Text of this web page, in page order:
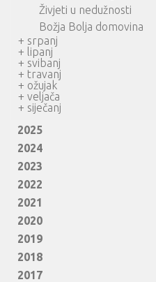
Živjeti u nedužnosti
Božja Bolja domovina
+ srpanj
+ lipanj
+ svibanj
+ travanj
+ ožujak
+ veljača
+ siječanj
2025
2024
2023
2022
2021
2020
2019
2018
2017